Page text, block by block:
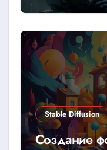
Stable Diffusion
Создание